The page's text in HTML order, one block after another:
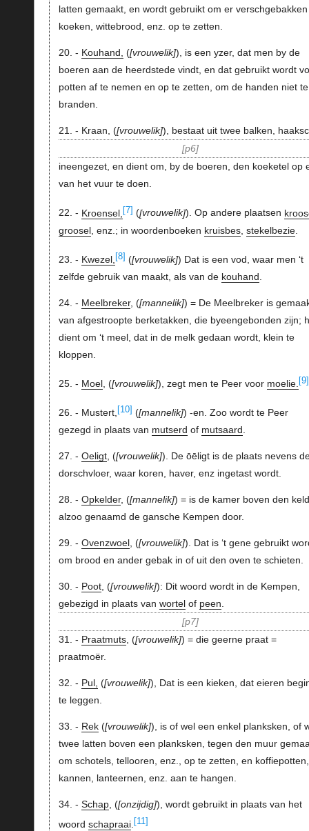
latten gemaakt, en wordt gebruikt om er verschgebakken
koeken, wittebrood, enz. op te zetten.
20. - Kouhand, ( vrouwelik ), is een yzer, dat men by de
boeren aan de heerdstede vindt, en dat gebruikt wordt
potten af te nemen en op te zetten, om de handen niet te
branden.
21. - Kraan, ( vrouwelik ), bestaat uit twee balken,
p6
ineengezet, en dient om, by de boeren, den koeketel op
van het vuur te doen.
22. - Kroensel, [7] ( vrouwelik ). Op andere plaatsen
groosel, enz.; in woordenboeken kruisbes, stekelbezie.
23. - Kwezel, [8] ( vrouwelik ) Dat is een vod, waar men ‘t
zelfde gebruik van maakt, als van de kouhand
24. - Meelbreker, ( mannelik ) = De Meelbreker is
van afgestroopte berketakken, die byeengebonden zijn;
dient om ‘t meel, dat in de melk gedaan wordt, klein te
kloppen.
25. - Moel, ( vrouwelik ), zegt men te Peer voor moelie. [9]
26. - Mustert, [10] ( mannelik ) -en. Zoo wordt te Peer
gezegd in plaats van mutserd of mutsaard.
27. - Oeligt, ( vrouwelik ). De ōēligt is de plaats nevens
dorschvloer, waar koren, haver, enz ingetast wordt.
28. - Opkelder, ( mannelik ) = is de kamer boven den
alzoo genaamd de gansche Kempen door.
29. - Ovenzwoel, ( vrouwelik ). Dat is ‘t gene gebruikt
om brood en ander gebak in of uit den oven te schieten.
30. - Poot, ( vrouwelik ): Dit woord wordt in de Kempen,
gebezigd in plaats van wortelof peen
p7
31. - Praatmuts, ( vrouwelik ) = die geerne praat =
praatmoër.
32. - Pul, ( vrouwelik ), Dat is een kieken, dat eieren
te leggen.
33. - Rek( vrouwelik ), is of wel een enkel planksken, of
twee latten boven een planksken, tegen den muur
om schotels, tellooren, enz., op te zetten, en koffiepotten,
kannen, lanteernen, enz. aan te hangen.
34. - Schap, ( onzijdig ), wordt gebruikt in plaats van het
woord schapraai. [11]